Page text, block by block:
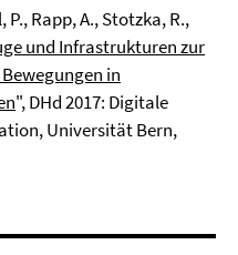
P., Rapp, A., Stotzka, R.,
und Infrastrukturen zur
in
", DHd 2017: Digitale
Universität Bern,